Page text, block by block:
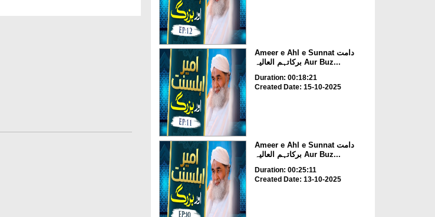
Ameer e Ahl e Sunnat دامت
برکاتہم العالیہ Aur Buz...
Duration: 00:18:21
Created Date: 15-10-2025
Ameer e Ahl e Sunnat دامت
برکاتہم العالیہ Aur Buz...
Duration: 00:25:11
Created Date: 13-10-2025